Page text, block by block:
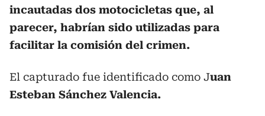
incautadas dos motocicletas que, al
parecer, habrían sido utilizadas para
facilitar la comisión del crimen.
El capturado fue identificado como Juan
Esteban Sánchez Valencia.